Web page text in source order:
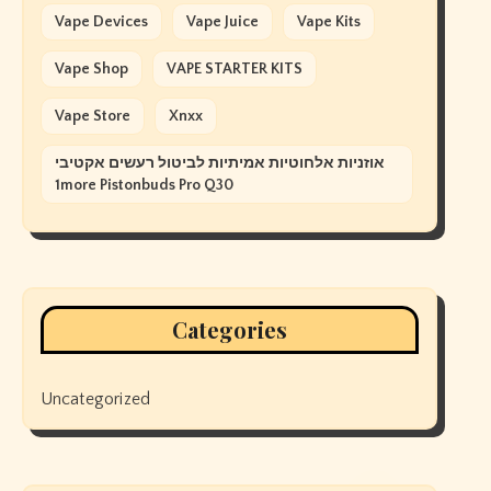
Vape Devices Vape Juice Vape Kits
Vape Shop VAPE STARTER KITS
Vape Store Xnxx
אוזניות אלחוטיות אמיתיות לביטול רעשים אקטיבי
1more Pistonbuds Pro Q30
Categories
Uncategorized